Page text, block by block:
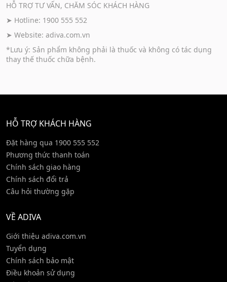
HỖ TRỢ TƯ VẤN, CHĂM SÓC KHÁCH HÀNG
➤ Hotline: 1900 555 552
➤ Website: adiva.com.vn
*Lưu ý: Sản phẩm không phải là thuốc và không có tác dụng
thay thế thuốc chữa bệnh.
HỖ TRỢ KHÁCH HÀNG
Đặt hàng qua 1900 555 552
Phương thức thanh toán
Chính sách giao hàng
Chính sách đổi trả
Câu hỏi thường gặp
VỀ ADIVA
Giới thiệu adiva.com.vn
Tuyển dụng
Chính sách bảo mật
Điều khoản sử dụng